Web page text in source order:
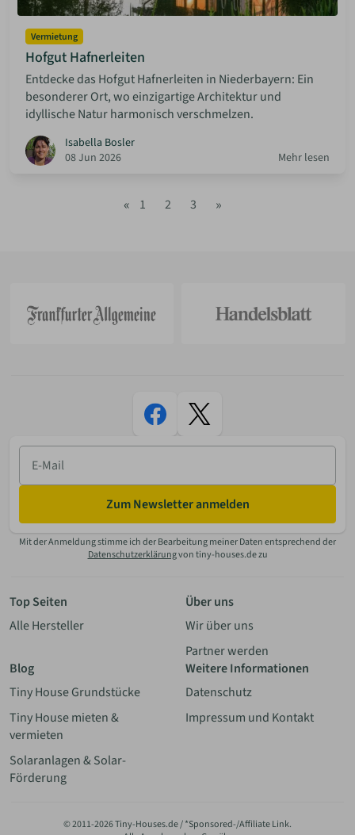
Vermietung
Hofgut Hafnerleiten
Entdecke das Hofgut Hafnerleiten in Niederbayern: Ein
besonderer Ort, wo einzigartige Architektur und
idyllische Natur harmonisch verschmelzen.
Isabella Bosler
08 Jun 2026
Mehr lesen
« 1 2 3 »
E-
Mail
Zum Newsletter anmelden
Mit der Anmeldung stimme ich der Bearbeitung meiner Daten entsprechend der
Datenschutzerklärungvon tiny-houses.de zu
Top Seiten
Alle Hersteller
Über uns
Wir über uns
Partner werden
Blog
Tiny House Grundstücke
Tiny House mieten &
vermieten
Solaranlagen & Solar-
Förderung
Weitere Informationen
Datenschutz
Impressum und Kontakt
© 2011-2026 Tiny-Houses.de / *Sponsored-/Affiliate Link.